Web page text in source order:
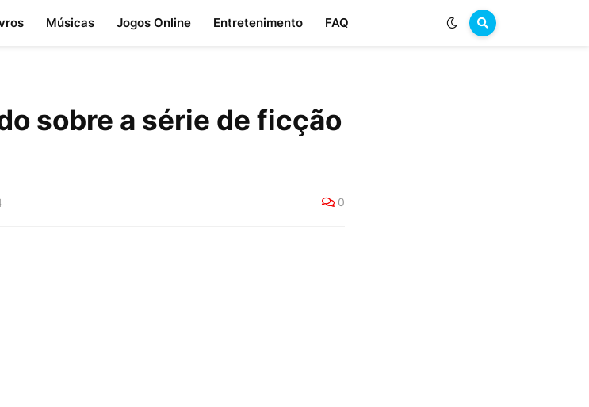
Músicas Jogos Online Entretenimento FAQ
sobre a série de ficção
0